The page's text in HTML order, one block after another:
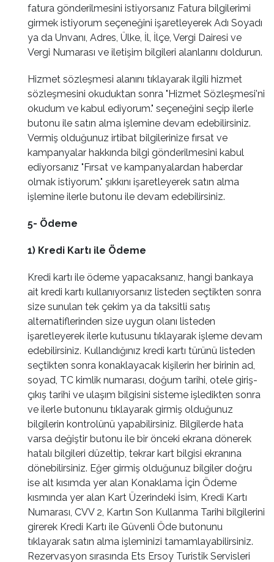
fatura gönderilmesini istiyorsanız Fatura bilgilerimi
girmek istiyorum seçeneğini işaretleyerek Adı Soyadı
ya da Unvanı, Adres, Ülke, İl, İlçe, Vergi Dairesi ve
Vergi Numarası ve iletişim bilgileri alanlarını doldurun.
Hizmet sözleşmesi alanını tıklayarak ilgili hizmet
sözleşmesini okuduktan sonra "Hizmet Sözleşmesi'ni
okudum ve kabul ediyorum." seçeneğini seçip ilerle
butonu ile satın alma işlemine devam edebilirsiniz.
Vermiş olduğunuz irtibat bilgilerinize fırsat ve
kampanyalar hakkında bilgi gönderilmesini kabul
ediyorsanız "Fırsat ve kampanyalardan haberdar
olmak istiyorum." şıkkını işaretleyerek satın alma
işlemine ilerle butonu ile devam edebilirsiniz.
5- Ödeme
1) Kredi Kartı ile Ödeme
Kredi kartı ile ödeme yapacaksanız, hangi bankaya
ait kredi kartı kullanıyorsanız listeden seçtikten sonra
size sunulan tek çekim ya da taksitli satış
alternatiflerinden size uygun olanı listeden
işaretleyerek ilerle kutusunu tıklayarak işleme devam
edebilirsiniz. Kullandığınız kredi kartı türünü listeden
seçtikten sonra konaklayacak kişilerin her birinin ad,
soyad, TC kimlik numarası, doğum tarihi, otele giriş-
çıkış tarihi ve ulaşım bilgisini sisteme işledikten sonra
ve ilerle butonunu tıklayarak girmiş olduğunuz
bilgilerin kontrolünü yapabilirsiniz. Bilgilerde hata
varsa değiştir butonu ile bir önceki ekrana dönerek
hatalı bilgileri düzeltip, tekrar kart bilgisi ekranına
dönebilirsiniz. Eğer girmiş olduğunuz bilgiler doğru
ise alt kısımda yer alan Konaklama İçin Ödeme
kısmında yer alan Kart Üzerindeki İsim, Kredi Kartı
Numarası, CVV 2, Kartın Son Kullanma Tarihi bilgilerini
girerek Kredi Kartı ile Güvenli Öde butonunu
tıklayarak satın alma işleminizi tamamlayabilirsiniz.
Rezervasyon sırasında Ets Ersoy Turistik Servisleri